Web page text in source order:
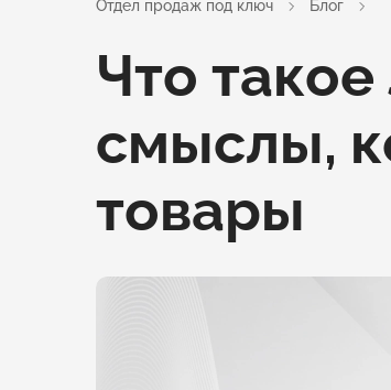
Отдел продаж под ключ Блог
Что
смыслы,
товары